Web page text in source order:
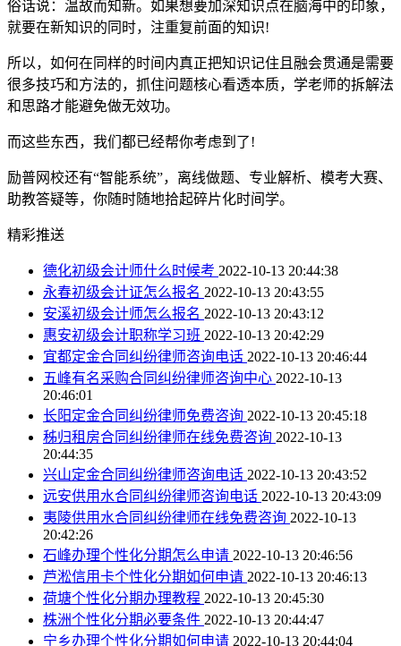
俗话说：温故而知新。如果想要加深知识点在脑海中的印象，
就要在新知识的同时，注重复前面的知识!
所以，如何在同样的时间内真正把知识记住且融会贯通是需要
很多技巧和方法的，抓住问题核心看透本质，学老师的拆解法
和思路才能避免做无效功。
而这些东西，我们都已经帮你考虑到了!
励普网校还有“智能系统”，离线做题、专业解析、模考大赛、
助教答疑等，你随时随地拾起碎片化时间学。
精彩推送
德化初级会计师什么时候考 2022-10-13 20:44:38
永春初级会计证怎么报名 2022-10-13 20:43:55
安溪初级会计师怎么报名 2022-10-13 20:43:12
惠安初级会计职称学习班 2022-10-13 20:42:29
宜都定金合同纠纷律师咨询电话 2022-10-13 20:46:44
五峰有名采购合同纠纷律师咨询中心 2022-10-13
20:46:01
长阳定金合同纠纷律师免费咨询 2022-10-13 20:45:18
秭归租房合同纠纷律师在线免费咨询 2022-10-13
20:44:35
兴山定金合同纠纷律师咨询电话 2022-10-13 20:43:52
远安供用水合同纠纷律师咨询电话 2022-10-13 20:43:09
夷陵供用水合同纠纷律师在线免费咨询 2022-10-13
20:42:26
石峰办理个性化分期怎么申请 2022-10-13 20:46:56
芦淞信用卡个性化分期如何申请 2022-10-13 20:46:13
荷塘个性化分期办理教程 2022-10-13 20:45:30
株洲个性化分期必要条件 2022-10-13 20:44:47
宁乡办理个性化分期如何申请 2022-10-13 20:44:04